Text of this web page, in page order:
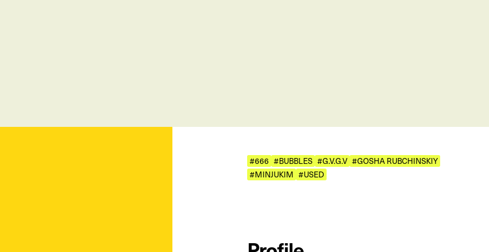
#666 #BUBBLES #G.V.G.V #GOSHA RUBCHINSKIY
#MINJUKIM #USED